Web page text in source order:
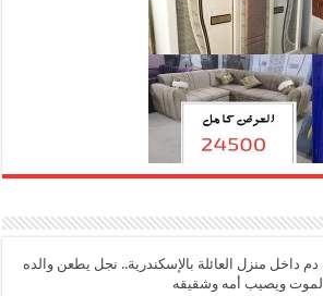
دم داخل منزل العائلة بالإسكندرية.. نجل يطعن والده
ويصيب أمه وشقيقه